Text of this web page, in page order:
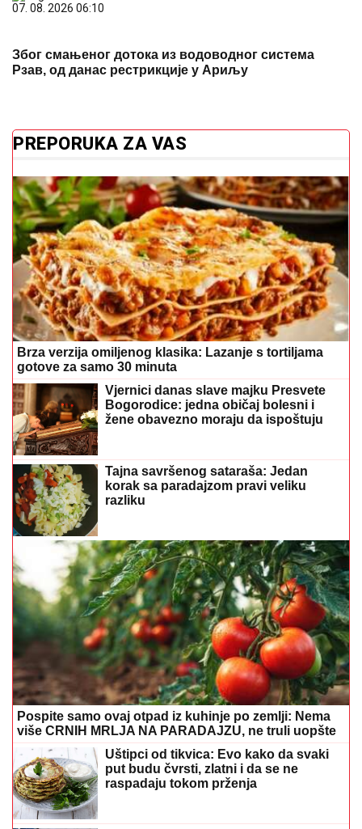
07. 08. 2026 06:10
Због смањеног дотока из водоводног система
Рзав, од данас рестрикције у Ариљу
PREPORUKA ZA VAS
Brza verzija omiljenog klasika: Lazanje s tortiljama
gotove za samo 30 minuta
Vjernici danas slave majku Presvete
Bogorodice: jedna običaj bolesni i
žene obavezno moraju da ispoštuju
Tajna savršenog sataraša: Jedan
korak sa paradajzom pravi veliku
razliku
Pospite samo ovaj otpad iz kuhinje po zemlji: Nema
više CRNIH MRLJA NA PARADAJZU, ne truli uopšte
Uštipci od tikvica: Evo kako da svaki
put budu čvrsti, zlatni i da se ne
raspadaju tokom prženja